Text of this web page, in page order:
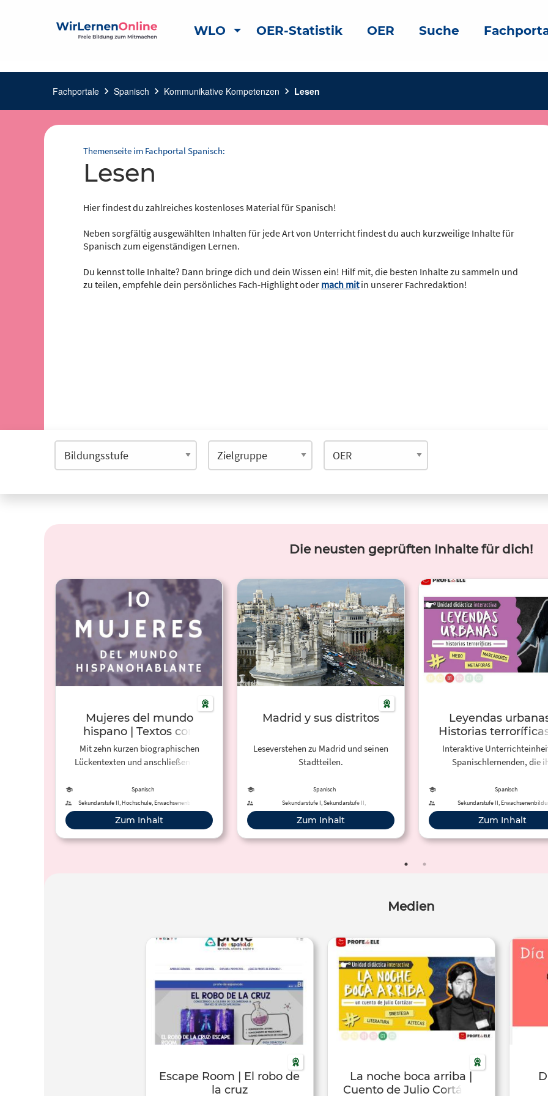
WLO OER-Statistik OER Suche
Fachportale chevron_right Spanisch chevron_right Kommunikative Kompetenzen chevron_right Lesen
Themenseite im Fachportal Spanisch:
Lesen
Hier findest du zahlreiches kostenloses Material für Spanisch!
Neben sorgfältig ausgewählten Inhalten für jede Art von Unterricht findest du auch kurzweilige Inhalte für
Spanisch zum eigenständigen Lernen.
Du kennst tolle Inhalte? Dann bringe dich und dein Wissen ein! Hilf mit, die besten Inhalte zu sammeln und
zu teilen, empfehle dein persönliches Fach-Highlight oder mach mitin unserer Fachredaktion!
Die neusten geprüften Inhalte für dich!
Mujeres del mundo
hispano | Textos con
huecos
Mit zehn kurzen biographischen
Lückentexten und anschließenden
Spanischlernende herausragende
Frauen der spansichsprachigen Welt
breves biografías conocerás la vida de
diez mujeres del mundo
Spanisch
Sekundarstufe II, Hochschule, Erwachsenenbildung
Zum Inhalt
Madrid y sus distritos
Leseverstehen zu Madrid und seinen
Stadtteilen.
Spanisch
Sekundarstufe I, Sekundarstufe II,
Erwachsenenbildung
Zum Inhalt
Leyendas urbanas
Historias terroríficas
aptas para
Interaktive
Spanischlernenden, die
Gruselgeschichten trainieren
ES: Unidad didáctica
trabajar las leyendas
habituales y el tema de le
Spanisch
Sekundarstufe II,
Zum Inhalt
Medien
Escape Room | El robo de
la cruz
La noche boca arriba |
Cuento de Julio Cortázar